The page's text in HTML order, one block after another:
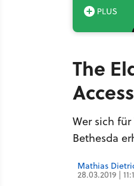
The
Wer sich
Bethesda
Mathias
28.03.2019 |